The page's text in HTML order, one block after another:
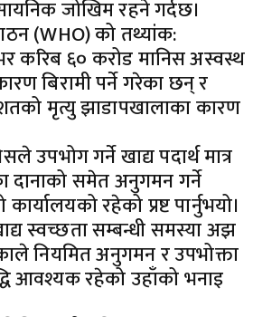
जोखिम रहने गर्दछ।
(WHO) को तथ्यांक:
करिब ६० करोड मानिस अस्वस्थ
बिरामी पर्ने गरेका छन् र
मृत्यु झाडापखालाका कारण
उपभोग गर्ने खाद्य पदार्थ मात्र
दानाको समेत अनुगमन गर्ने
रहेको प्रष्ट पार्नुभयो।
स्वच्छता सम्बन्धी समस्या अझ
नियमित अनुगमन र उपभोक्ता
आवश्यक रहेको उहाँको भनाइ